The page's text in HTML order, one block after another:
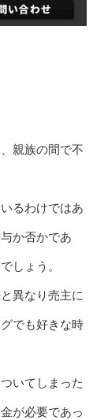
親族の間で不
るわけではあ
か否かであ
しょう。
異なり売主に
でも好きな時
いてしまった
が必要であっ